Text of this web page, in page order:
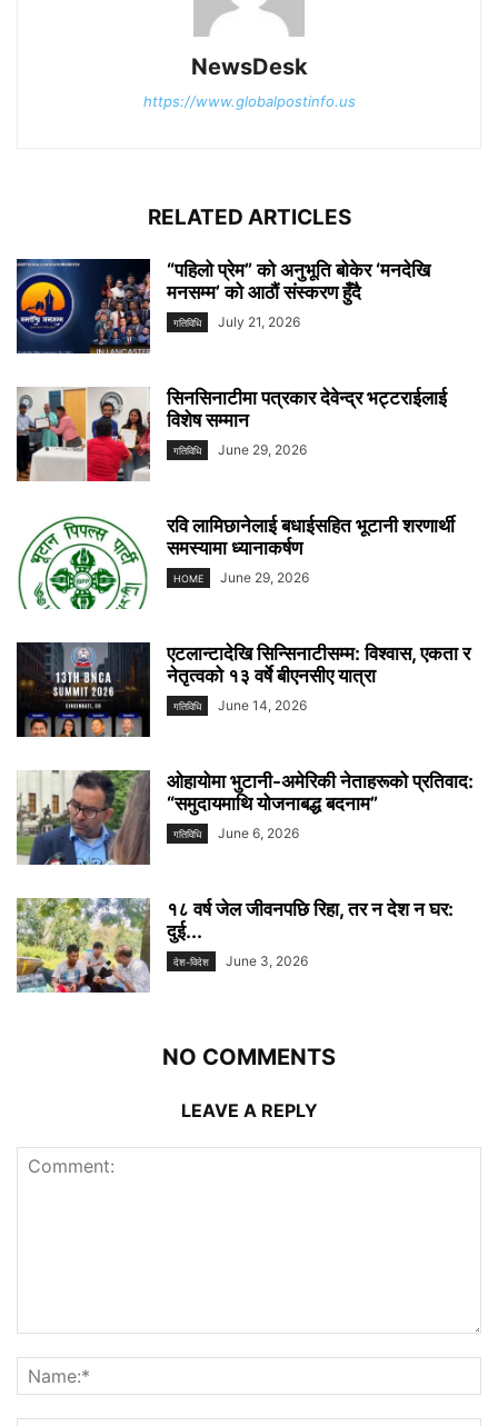
NewsDesk
https://www.globalpostinfo.us
RELATED ARTICLES
“पहिलो प्रेम” को अनुभूति बोकेर ‘मनदेखि
मनसम्म’ को आठौं संस्करण हुँदै
गतिविधि July 21, 2026
सिनसिनाटीमा पत्रकार देवेन्द्र भट्टराईलाई
विशेष सम्मान
गतिविधि June 29, 2026
रवि लामिछानेलाई बधाईसहित भूटानी शरणार्थी
समस्यामा ध्यानाकर्षण
HOME June 29, 2026
एटलान्टादेखि सिन्सिनाटीसम्म: विश्वास, एकता र
नेतृत्वको १३ वर्षे बीएनसीए यात्रा
गतिविधि June 14, 2026
ओहायोमा भुटानी-अमेरिकी नेताहरूको प्रतिवाद:
“समुदायमाथि योजनाबद्ध बदनाम”
गतिविधि June 6, 2026
१८ वर्ष जेल जीवनपछि रिहा, तर न देश न घर:
दुई...
देश-विदेश June 3, 2026
NO COMMENTS
LEAVE A REPLY